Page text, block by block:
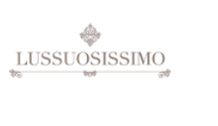
contenuto